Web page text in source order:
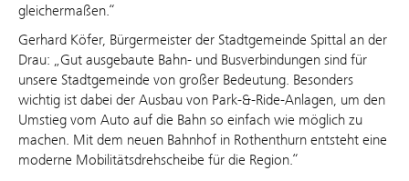
gleichermaßen.“
Gerhard Köfer, Bürgermeister der Stadtgemeinde Spittal an der
Drau: „Gut ausgebaute Bahn‑ und Busverbindungen sind für
unsere Stadtgemeinde von großer Bedeutung. Besonders
wichtig ist dabei der Ausbau von Park‑&‑Ride‑Anlagen, um den
Umstieg vom Auto auf die Bahn so einfach wie möglich zu
machen. Mit dem neuen Bahnhof in Rothenthurn entsteht eine
moderne Mobilitätsdrehscheibe für die Region.“